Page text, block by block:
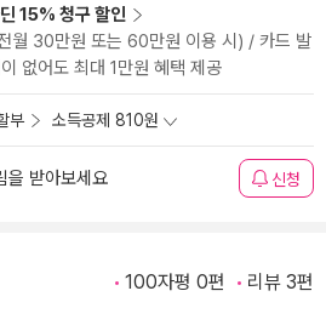
15% 청구 할인
월 30만원 또는 60만원 이용 시) / 카드 발
없어도 최대 1만원 혜택 제공
부 소득공제 810원
을 받아보세요 신청
100자평 0편 리뷰 3편